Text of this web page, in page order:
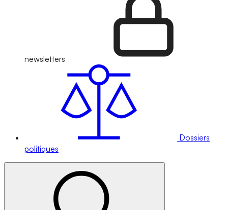
newsletters
Dossiers
politiques